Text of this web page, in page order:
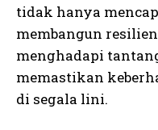
tidak hanya
membangun
menghadapi
memastikan
di segala lini.